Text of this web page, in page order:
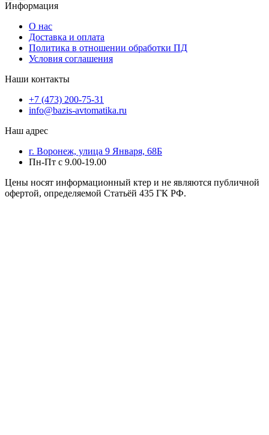
Информация
О нас
Доставка и оплата
Политика в отношении обработки ПД
Условия соглашения
Наши контакты
+7 (473) 200-75-31
info@bazis-avtomatika.ru
Наш адрес
г. Воронеж, улица 9 Января, 68Б
Пн-Пт с 9.00-19.00
Цены носят информационный ктер и не являются публичной
офертой, определяемой Статьёй 435 ГК РФ.